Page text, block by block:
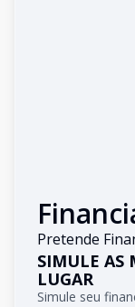
Pretende
SIMULE AS
LUGAR
Simule seu